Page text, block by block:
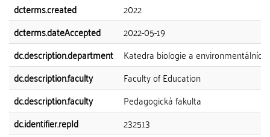
dcterms.created
2022
dcterms.dateAccepted
2022-05-19
dc.description.department
Katedra biologie a
dc.description.faculty
Faculty of Education
dc.description.faculty
Pedagogická fakulta
dc.identifier.repId
232513